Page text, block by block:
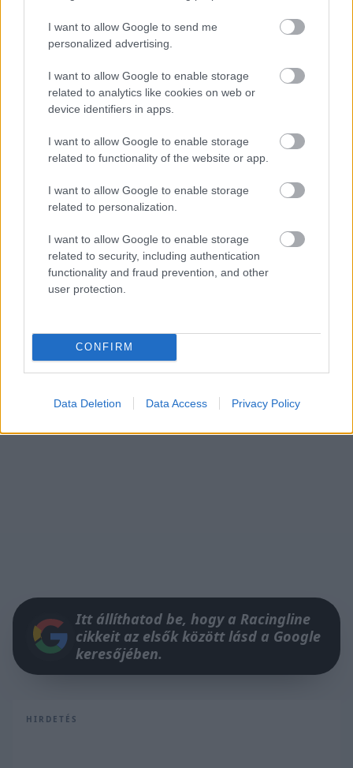
I want to allow Google to send me
personalized advertising.
I want to allow Google to enable storage
related to analytics like cookies on web or
device identifiers in apps.
I want to allow Google to enable storage
related to functionality of the website or app.
I want to allow Google to enable storage
related to personalization.
I want to allow Google to enable storage
related to security, including authentication
functionality and fraud prevention, and other
user protection.
CONFIRM
Data Deletion Data Access Privacy Policy
(@mercedesamgf1) által megosztott bejegyzés
Itt állíthatod be, hogy a Racingline
cikkeit az elsők között lásd a Google
keresőjében.
HIRDETÉS